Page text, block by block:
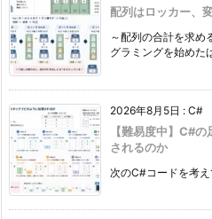
配列はロッカー、
～配列の合計を求め
グラミングを始めた
2026年8月5日 : C#
【難易度中】C#
されるのか
次のC#コードを考